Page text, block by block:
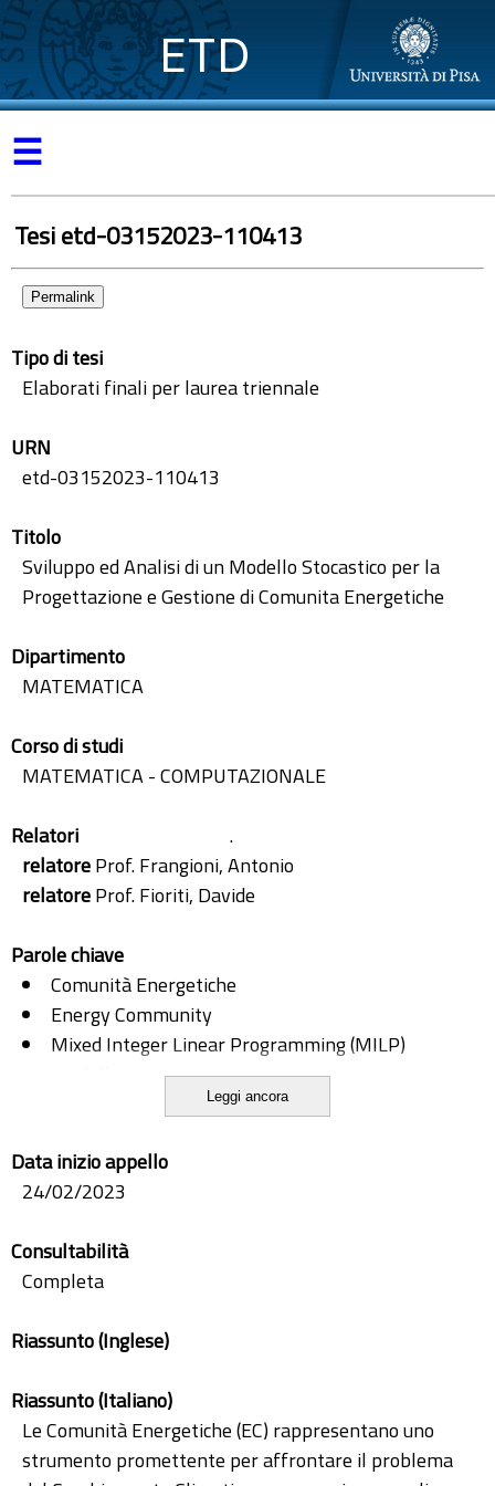
ETD
☰
Tesi etd-03152023-110413
Permalink
Tipo di tesi
Elaborati finali per laurea triennale
URN
etd-03152023-110413
Titolo
Sviluppo ed Analisi di un Modello Stocastico per la
Progettazione e Gestione di Comunita Energetiche
Dipartimento
MATEMATICA
Corso di studi
MATEMATICA - COMPUTAZIONALE
Relatori
.
relatoreProf. Frangioni, Antonio
relatoreProf. Fioriti, Davide
Parole chiave
Comunità Energetiche
Energy Community
Mixed Integer Linear Programming (MILP)
Modello stocastico
Programmazione Lineare Mista Intera (MILP)
Leggi ancora
Data inizio appello
24/02/2023
Consultabilità
Completa
Riassunto (Inglese)
Riassunto (Italiano)
Le Comunità Energetiche (EC) rappresentano uno
strumento promettente per affrontare il problema